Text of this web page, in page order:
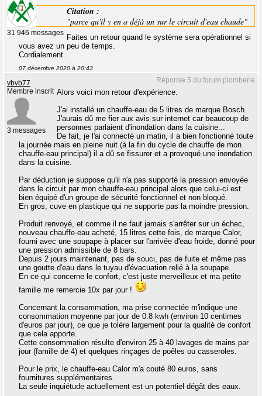
31 946 messages
Citation :
"parce qu'il y en a déjà un sur le circuit d'eau chaude"
Faites un retour quand le système sera opérationnel si
vous avez un peu de temps.
Cordialement.
07 décembre 2020 à 20:43
Réponse 5 du forum plomberie
vbvb77
Membre inscrit
3 messages
Alors voici mon retour d'expérience.
J'ai installé un chauffe-eau de 5 litres de marque Bosch.
J'aurais dû me fier aux avis sur internet car beaucoup de
personnes parlaient d'inondation dans la cuisine...
De fait, je l'ai connecté un matin, il a bien fonctionné toute
la journée mais en pleine nuit (à la fin du cycle de chauffe de mon
chauffe-eau principal) il a dû se fissurer et a provoqué une inondation
dans la cuisine.
Par déduction je suppose qu'il n'a pas supporté la pression envoyée
dans le circuit par mon chauffe-eau principal alors que celui-ci est
bien équipé d'un groupe de sécurité fonctionnel et non bloqué.
En gros, cuve en plastique qui ne supporte pas la moindre pression.
Produit renvoyé, et comme il ne faut jamais s'arrêter sur un échec,
nouveau chauffe-eau acheté, 15 litres cette fois, de marque Calor,
fourni avec une soupape à placer sur l'arrivée d'eau froide, donné pour
une pression admissible de 8 bars.
Depuis 2 jours maintenant, pas de souci, pas de fuite et même pas
une goutte d'eau dans le tuyau d'évacuation relié à la soupape.
En ce qui concerne le confort, c'est juste merveilleux et ma petite
famille me remercie 10x par jour !
Concernant la consommation, ma prise connectée m'indique une
consommation moyenne par jour de 0.8 kwh (environ 10 centimes
d'euros par jour), ce que je tolère largement pour la qualité de confort
que cela apporte.
Cette consommation résulte d'environ 25 à 40 lavages de mains par
jour (famille de 4) et quelques rinçages de poêles ou casseroles.
Pour le prix, le chauffe-eau Calor m'a couté 80 euros, sans
fournitures supplémentaires.
La seule inquiétude actuellement est un potentiel dégât des eaux.